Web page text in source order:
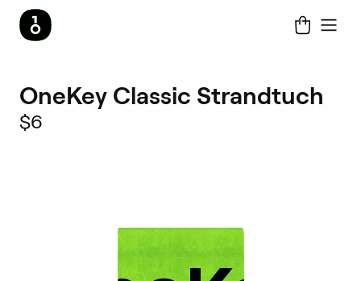
OneKey Classic Strandtuch
$6